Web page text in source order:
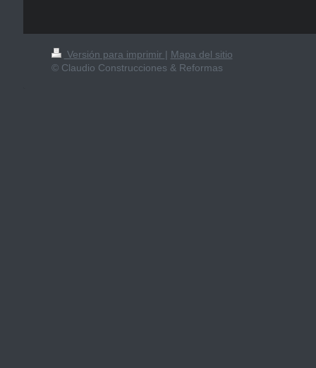
Versión para imprimir | Mapa del sitio
© Claudio Construcciones & Reformas